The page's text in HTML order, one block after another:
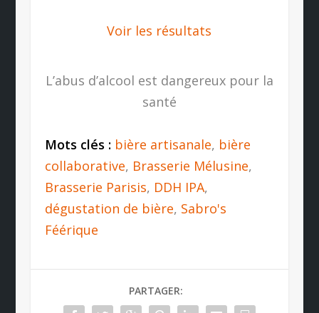
Voir les résultats
L’abus d’alcool est dangereux pour la
santé
Mots clés : bière artisanale, bière
collaborative, Brasserie Mélusine,
Brasserie Parisis, DDH IPA,
dégustation de bière, Sabro's
Féérique
PARTAGER: